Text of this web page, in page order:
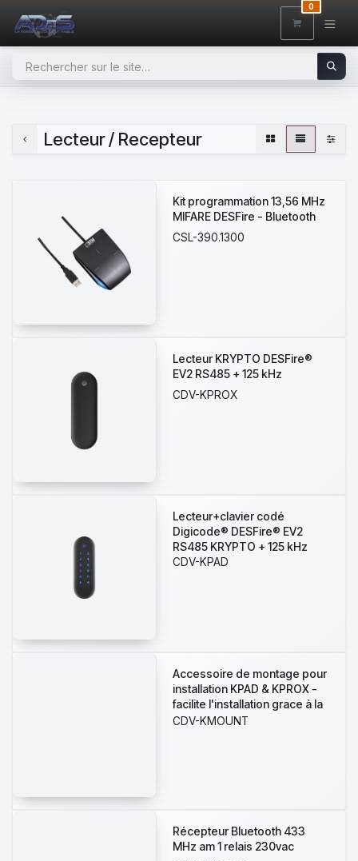
0
Lecteur / Recepteur
Kit programmation 13,56 MHz
MIFARE DESFire - Bluetooth
CSL-390.1300
Lecteur KRYPTO DESFire®
EV2 RS485 + 125 kHz
CDV-KPROX
Lecteur+clavier codé
Digicode® DESFire® EV2
RS485 KRYPTO + 125 kHz
CDV-KPAD
Accessoire de montage pour
installation KPAD & KPROX -
facilite l'installation grace à la
plaque pré-percée
CDV-KMOUNT
Récepteur Bluetooth 433
MHz am 1 relais 230vac